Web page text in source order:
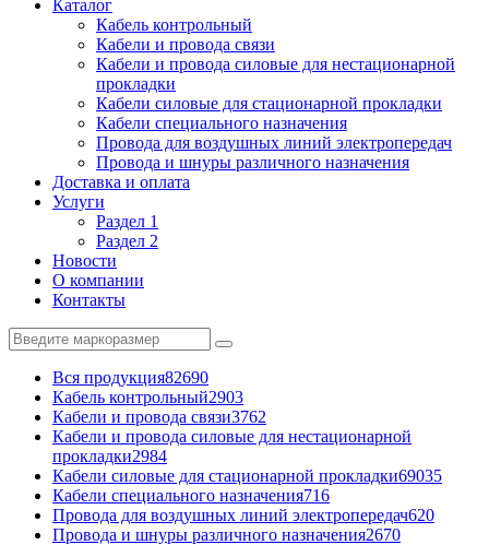
Каталог
Кабель контрольный
Кабели и провода связи
Кабели и провода силовые для нестационарной
прокладки
Кабели силовые для стационарной прокладки
Кабели специального назначения
Провода для воздушных линий электропередач
Провода и шнуры различного назначения
Доставка и оплата
Услуги
Раздел 1
Раздел 2
Новости
О компании
Контакты
Вся продукция82690
Кабель контрольный2903
Кабели и провода связи3762
Кабели и провода силовые для нестационарной
прокладки2984
Кабели силовые для стационарной прокладки69035
Кабели специального назначения716
Провода для воздушных линий электропередач620
Провода и шнуры различного назначения2670